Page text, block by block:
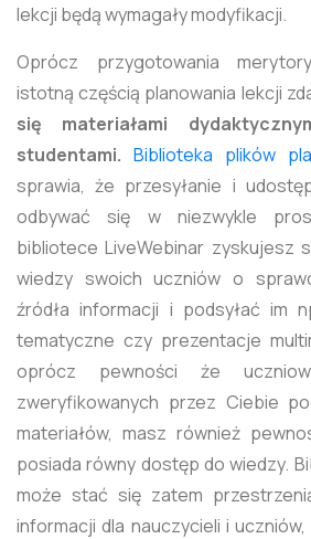
lekcji będą wymagały modyfikacji.
Oprócz przygotowania
istotną częścią planowania lekcji
się materiałami
studentami. Biblioteka plików
sprawia, że przesyłanie i
odbywać się w niezwykle
bibliotece LiveWebinar zyskujesz
wiedzy swoich uczniów o
źródła informacji i podsyłać im
tematyczne czy prezentacje
oprócz pewności że
zweryfikowanych przez Ciebie
materiałów, masz również
posiada równy dostęp do wiedzy.
może stać się zatem
informacji dla nauczycieli i